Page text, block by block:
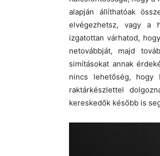
alapján állíthatóak
elvégezhetsz, vagy a
izgatottan várhatod,
netovábbját, majd
simításokat annak
nincs lehetőség, hogy
raktárkészlettel
kereskedők később is